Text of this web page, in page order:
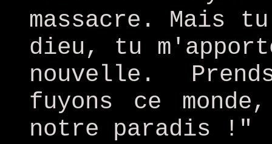
massacre. Mais
dieu, tu
nouvelle.
fuyons ce
notre paradis !"